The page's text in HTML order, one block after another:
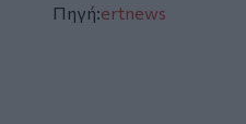
Πηγή:ertnews